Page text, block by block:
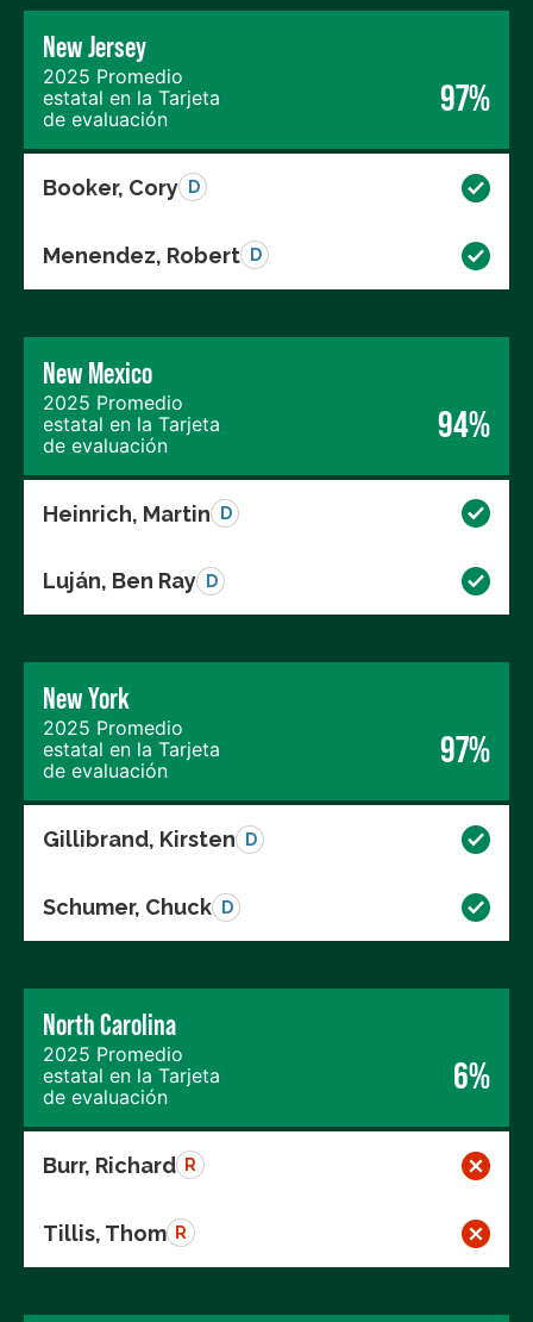
New Jersey
2025 Promedio
estatal en la Tarjeta
de evaluación
97%
Booker, Cory D
Menendez, Robert D
New Mexico
2025 Promedio
estatal en la Tarjeta
de evaluación
94%
Heinrich, Martin D
Luján, Ben Ray D
New York
2025 Promedio
estatal en la Tarjeta
de evaluación
97%
Gillibrand, Kirsten D
Schumer, Chuck D
North Carolina
2025 Promedio
estatal en la Tarjeta
de evaluación
6%
Burr, Richard R
Tillis, Thom R